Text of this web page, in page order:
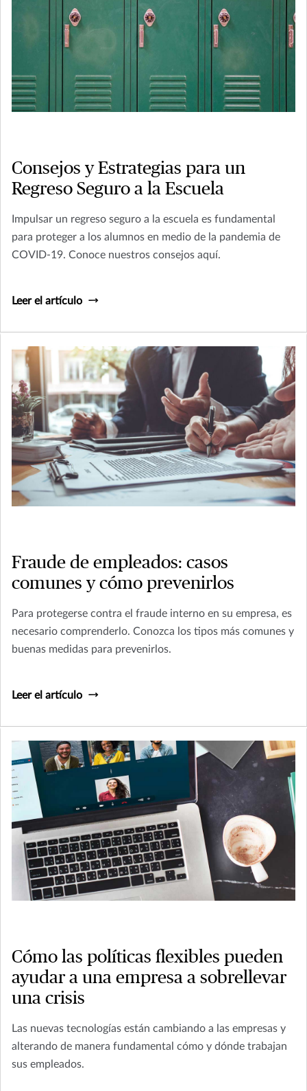
Consejos y Estrategias para un
Regreso Seguro a la Escuela
Impulsar un regreso seguro a la escuela es fundamental
para proteger a los alumnos en medio de la pandemia de
COVID-19. Conoce nuestros consejos aquí.
Leer el artículo
Fraude de empleados: casos
comunes y cómo prevenirlos
Para protegerse contra el fraude interno en su empresa, es
necesario comprenderlo. Conozca los tipos más comunes y
buenas medidas para prevenirlos.
Leer el artículo
Cómo las políticas flexibles pueden
ayudar a una empresa a sobrellevar
una crisis
Las nuevas tecnologías están cambiando a las empresas y
alterando de manera fundamental cómo y dónde trabajan
sus empleados.